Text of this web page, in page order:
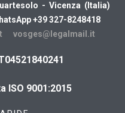
- Vicenza (Italia)
+39 327-8248418
vosges@legalmail.it
ISO 9001:2015